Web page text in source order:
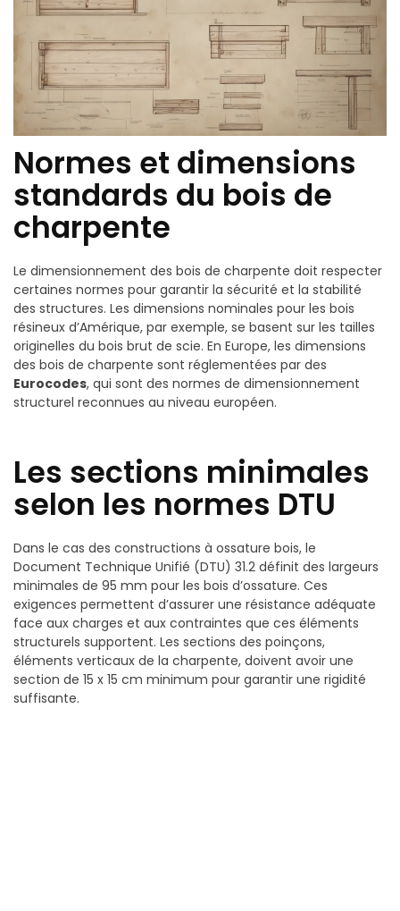
Normes et dimensions
standards du bois de
charpente
Le dimensionnement des bois de charpente doit respecter
certaines normes pour garantir la sécurité et la stabilité
des structures. Les dimensions nominales pour les bois
résineux d’Amérique, par exemple, se basent sur les tailles
originelles du bois brut de scie. En Europe, les dimensions
des bois de charpente sont réglementées par des
Eurocodes, qui sont des normes de dimensionnement
structurel reconnues au niveau européen.
Les sections minimales
selon les normes DTU
Dans le cas des constructions à ossature bois, le
Document Technique Unifié (DTU) 31.2 définit des largeurs
minimales de 95 mm pour les bois d’ossature. Ces
exigences permettent d’assurer une résistance adéquate
face aux charges et aux contraintes que ces éléments
structurels supportent. Les sections des poinçons,
éléments verticaux de la charpente, doivent avoir une
section de 15 x 15 cm minimum pour garantir une rigidité
suffisante.